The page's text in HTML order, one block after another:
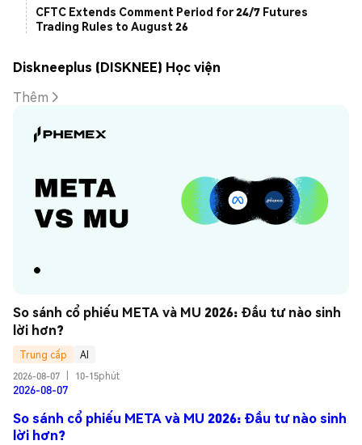
CFTC Extends Comment Period for 24/7 Futures
Trading Rules to August 26
Diskneeplus (DISKNEE) Học viện
Thêm
So sánh cổ phiếu META và MU 2026: Đầu tư nào sinh
lời hơn?
Trung cấp
AI
2026-08-07
10-15phút
2026-08-07
So sánh cổ phiếu META và MU 2026: Đầu tư nào sinh
lời hơn?